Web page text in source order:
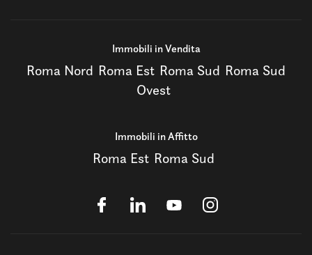
Immobili in Vendita
Roma Nord Roma Est Roma Sud Roma Sud
Ovest
Immobili in Affitto
Roma Est Roma Sud